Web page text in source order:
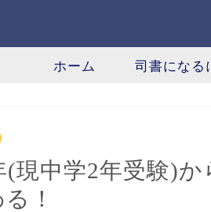
ホーム 司書になる
(現中学2年受験)
！